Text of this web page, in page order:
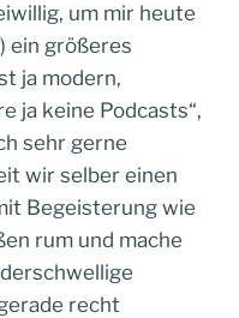
um mir heute
ein größeres
ja modern,
ja keine Podcasts“,
sehr gerne
wir selber einen
Begeisterung wie
rum und mache
recht